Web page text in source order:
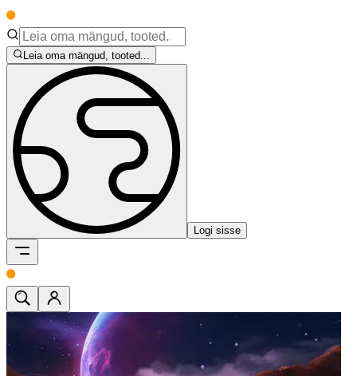
Leia oma mängud, tooted...
Logi sisse